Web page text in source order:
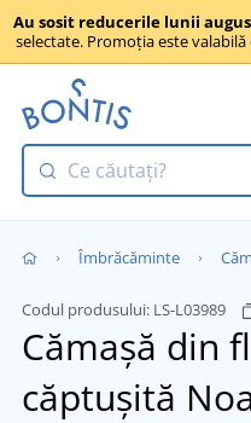
Au sosit reducerile lunii
selectate. Promoția este
Îmbrăcăminte
Codul produsului: LS-L03989
Cămașă din
căptușită